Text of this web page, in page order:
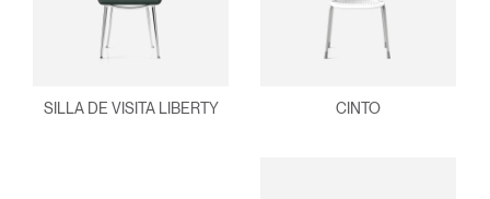
SILLA DE VISITA LIBERTY CINTO